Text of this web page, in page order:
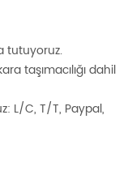
tutuyoruz.
taşımacılığı dahil
L/C, T/T, Paypal,